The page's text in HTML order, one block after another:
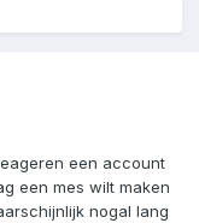
een account
een mes wilt maken
nogal lang